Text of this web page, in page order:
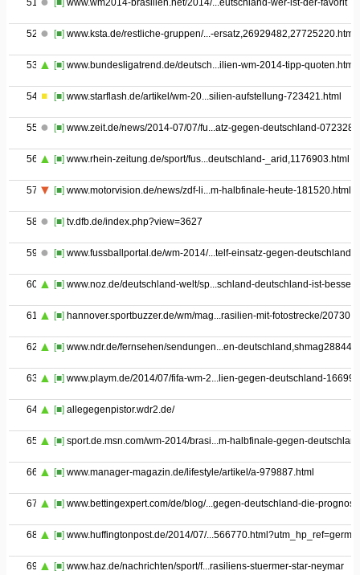
51 [■] www.wm2014-brasilien.net/2014/...eutschland-wer-ist-der-favorit
52 [■] www.ksta.de/restliche-gruppen/...-ersatz,26929482,27725220.html
53 [■] www.bundesligatrend.de/deutsch...ilien-wm-2014-tipp-quoten.html
54 [■] www.starflash.de/artikel/wm-20...silien-aufstellung-723421.html
55 [■] www.zeit.de/news/2014-07/07/fu...atz-gegen-deutschland-
56 [■] www.rhein-zeitung.de/sport/fus...deutschland-_arid,1176903.html
57 [■] www.motorvision.de/news/zdf-li...m-halbfinale-heute-181520.html
58 [■] tv.dfb.de/index.php?view=3627
59 [■] www.fussballportal.de/wm-2014/...telf-einsatz-gegen-deutschland
60 [■] www.noz.de/deutschland-welt/sp...schland-deutschland-ist-besser
61 [■] hannover.sportbuzzer.de/wm/mag...rasilien-mit-fotostrecke/20730
62 [■] www.ndr.de/fernsehen/sendungen...en-
63 [■] www.playm.de/2014/07/fifa-wm-2...lien-gegen-deutschland-
64 [■] allegegenpistor.wdr2.de/
65 [■] sport.de.msn.com/wm-2014/brasi...m-halbfinale-gegen-
66 [■] www.manager-magazin.de/lifestyle/artikel/a-979887.html
67 [■] www.bettingexpert.com/de/blog/...gegen-deutschland-die-prognose
68 [■] www.huffingtonpost.de/2014/07/
69 [■] www.haz.de/nachrichten/sport/f...rasiliens-stuermer-star-neymar